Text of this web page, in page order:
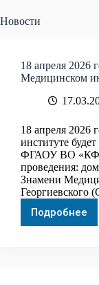
Новости
18 апреля 2026
Медицинском
18 апреля 2026
институте
ФГАОУ ВО
проведения:
Знамени
Георгиевского
Подробнее
18
апреля